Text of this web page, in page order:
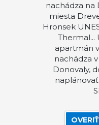
nachádza na
miesta
Hronsek
Thermal...
apartmán
nachádza
Donovaly,